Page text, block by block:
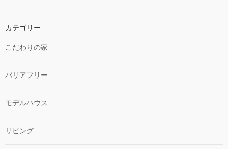
カテゴリー
こだわりの家
バリアフリー
モデルハウス
リビング